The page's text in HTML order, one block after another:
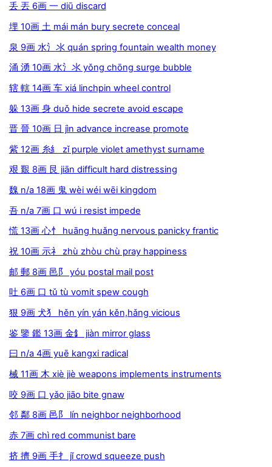
丢 丟 6画 一 diū discard
埋 10画 土 mái mán bury secrete conceal
泉 9画 水氵氺 quán spring fountain wealth money
涌 湧 10画 水氵氺 yǒng chōng surge bubble
辖 轄 14画 车 xiá linchpin wheel control
躲 13画 身 duǒ hide secrete avoid escape
晋 晉 10画 日 jìn advance increase promote
紫 12画 糸糹 zǐ purple violet amethyst surname
艰 艱 8画 艮 jiān difficult hard distressing
魏 n/a 18画 鬼 wèi wéi wēi kingdom
吾 n/a 7画 口 wú i resist impede
慌 13画 心忄 huāng huǎng nervous panicky frantic
祝 10画 示礻 zhù zhòu chù pray happiness
邮 郵 8画 邑阝 yóu postal mail post
吐 6画 口 tǔ tù vomit spew cough
狠 9画 犬犭 hěn yín yán kěn,hǎng vicious
鉴 鑒 鑑 13画 金釒 jiàn mirror glass
曰 n/a 4画 yuē kangxi radical
械 11画 木 xiè jiè weapons implements instruments
咬 9画 口 yǎo jiāo bite gnaw
邻 鄰 8画 邑阝 lín neighbor neighborhood
赤 7画 chì red communist bare
挤 擠 9画 手扌 jǐ crowd squeeze push